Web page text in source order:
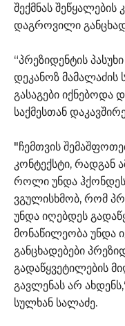
შექმნას
დაგროვილი
“პრეზიდენტის
დეკანოზ მამალაძის
გასაგები იქნებოდა
საქმესთან
"ჩემთვის
კონტექსტი, რადგან
როლი უნდა ჰქონდეს
ვგულისხმობ, რომ
უნდა იღებდეს
მონაწილეობა უნდა
განცხადებები
გადაწყვეტილების
გავლენას არ
სულხან სალაძე.